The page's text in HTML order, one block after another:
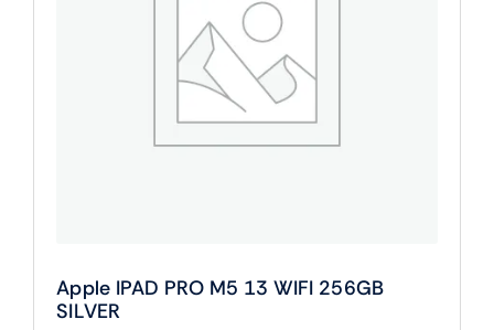
Apple IPAD PRO M5 13 WIFI 256GB
SILVER